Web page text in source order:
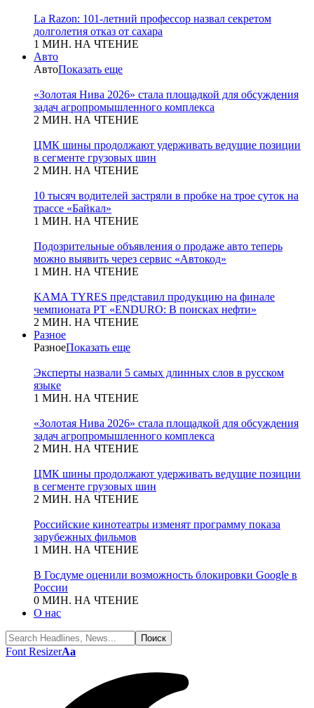
La Razon: 101-летний профессор назвал секретом
долголетия отказ от сахара
1 МИН. НА ЧТЕНИЕ
Авто
АвтоПоказать еще
«Золотая Нива 2026» стала площадкой для обсуждения
задач агропромышленного комплекса
2 МИН. НА ЧТЕНИЕ
ЦМК шины продолжают удерживать ведущие позиции
в сегменте грузовых шин
2 МИН. НА ЧТЕНИЕ
10 тысяч водителей застряли в пробке на трое суток на
трассе «Байкал»
1 МИН. НА ЧТЕНИЕ
Подозрительные объявления о продаже авто теперь
можно выявить через сервис «Автокод»
1 МИН. НА ЧТЕНИЕ
KAMA TYRES представил продукцию на финале
чемпионата РТ «ENDURO: В поисках нефти»
2 МИН. НА ЧТЕНИЕ
Разное
РазноеПоказать еще
Эксперты назвали 5 самых длинных слов в русском
языке
1 МИН. НА ЧТЕНИЕ
«Золотая Нива 2026» стала площадкой для обсуждения
задач агропромышленного комплекса
2 МИН. НА ЧТЕНИЕ
ЦМК шины продолжают удерживать ведущие позиции
в сегменте грузовых шин
2 МИН. НА ЧТЕНИЕ
Российские кинотеатры изменят программу показа
зарубежных фильмов
1 МИН. НА ЧТЕНИЕ
В Госдуме оценили возможность блокировки Google в
России
0 МИН. НА ЧТЕНИЕ
О нас
Font ResizerAa